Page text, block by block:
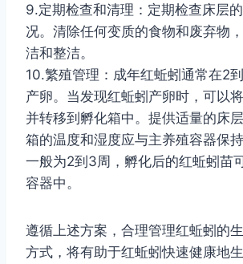
9.定期检查和清理：定期检查床层
况。清除任何变质的食物和废弃物
洁和整洁。
10.繁殖管理：成年红蚯蚓通常在2
产卵。当发现红蚯蚓产卵时，可以
并转移到孵化箱中。提供适量的床
箱的温度和湿度应与主养殖容器保
一般为2到3周，孵化后的红蚯蚓苗
容器中。
遵循上述方案，合理管理红蚯蚓的
方式，将有助于红蚯蚓快速健康地